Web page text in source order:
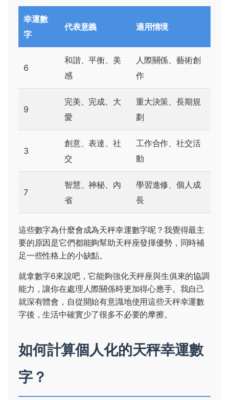
幸運數
字
代表意義 適用情境
6
和諧、平衡、美
感
人際關係、藝術創
作
9
完美、完成、大
愛
重大決策、長期規
劃
3
創意、表達、社
交
工作合作、社交活
動
7
智慧、神秘、內
省
學習進修、個人成
長
這些數字為什麼會成為天秤幸運數字呢？我覺得最主
要的原因是它們都能夠幫助天秤座發揮優勢，同時補
足一些性格上的小缺點。
就拿數字6來說吧，它能夠強化天秤座與生俱來的協調
能力，讓你在處理人際關係時更加得心應手。我自己
就深有體會，自從開始有意識地使用這些天秤幸運數
字後，生活中確實少了很多不必要的摩擦。
如何計算個人化的天秤幸運數
字？